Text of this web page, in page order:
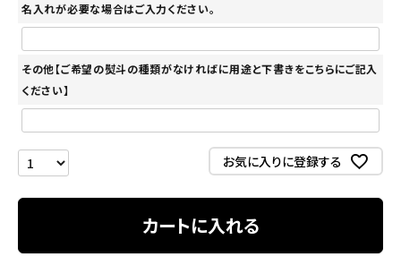
名入れが必要な場合はご入力ください。
その他【ご希望の熨斗の種類がなければに用途と下書きをこちらにご記入
ください】
お気に入りに登録する
カートに入れる